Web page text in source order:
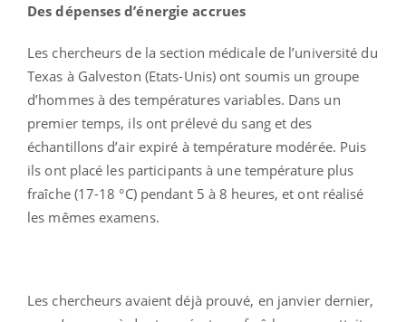
Des dépenses d’énergie accrues
Les chercheurs de la section médicale de l’université du
Texas à Galveston (Etats-Unis) ont soumis un groupe
d’hommes à des températures variables. Dans un
premier temps, ils ont prélevé du sang et des
échantillons d’air expiré à température modérée. Puis
ils ont placé les participants à une température plus
fraîche (17-18 °C) pendant 5 à 8 heures, et ont réalisé
les mêmes examens.
Les chercheurs avaient déjà prouvé, en janvier dernier,